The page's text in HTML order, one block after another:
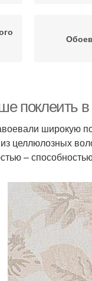
поклеить
широкую
целлюлозных
–